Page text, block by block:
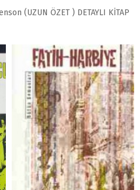
(UZUN ÖZET ) DETAYLI KİTAP